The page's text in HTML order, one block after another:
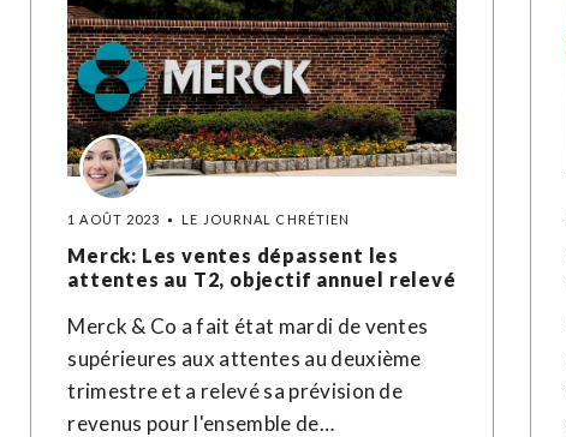
1 AOÛT 2023 LE JOURNAL CHRÉTIEN
Merck: Les ventes dépassent les
attentes au T2, objectif annuel relevé
Merck & Co a fait état mardi de ventes
supérieures aux attentes au deuxième
trimestre et a relevé sa prévision de
revenus pour l'ensemble de…